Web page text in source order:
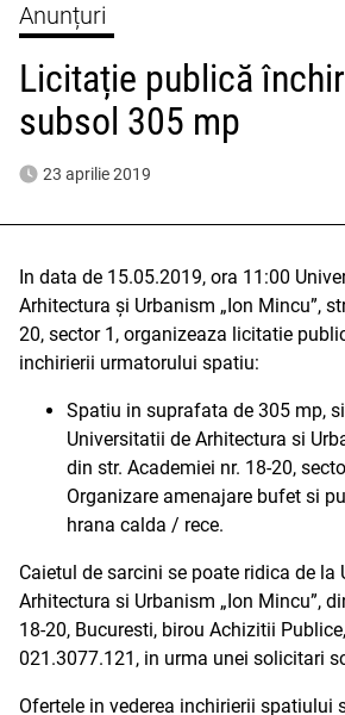
Anunțuri
Licitație publică
subsol 305 mp
23 aprilie 2019
In data de 15.05.2019, ora 11:00
Arhitectura și Urbanism „Ion Mincu”,
20, sector 1, organizeaza licitatie
inchirierii urmatorului spatiu:
Spatiu in suprafata de 305 mp,
Universitatii de Arhitectura si
din str. Academiei nr. 18-20,
Organizare amenajare bufet si
hrana calda / rece.
Caietul de sarcini se poate ridica de la
Arhitectura si Urbanism „Ion Mincu”,
18-20, Bucuresti, birou Achizitii
021.3077.121, in urma unei solicitari
Ofertele in vederea inchirierii spatiului